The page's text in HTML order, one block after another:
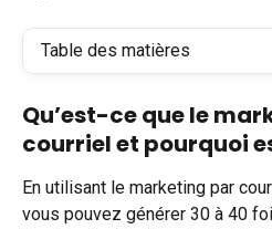
Table des matières
Qu’est-ce que le
courriel et pourquoi
En utilisant le marketing par
vous pouvez générer 30 à 40